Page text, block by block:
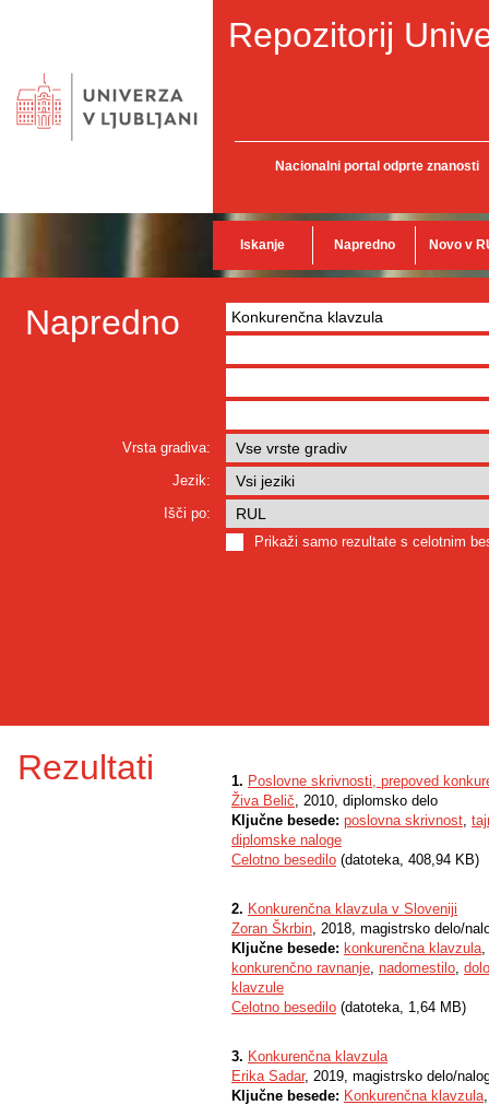
Repozitorij
Nacionalni portal odprte znanosti
Iskanje Napredno Novo v
Napredno
Vrsta gradiva:
Jezik:
Išči po:
Prikaži samo rezultate s celotnim
Rezultati 1. Poslovne skrivnosti, prepoved
Živa Belič, 2010, diplomsko delo
Ključne besede: poslovna skrivnost,
diplomske naloge
Celotno besedilo (datoteka, 408,94 KB)
2. Konkurenčna klavzula v Sloveniji
Zoran Škrbin, 2018, magistrsko delo/
Ključne besede: konkurenčna klavzula,
konkurenčno ravnanje, nadomestilo,
klavzule
Celotno besedilo (datoteka, 1,64 MB)
3. Konkurenčna klavzula
Erika Sadar, 2019, magistrsko delo/
Ključne besede: Konkurenčna klavzula